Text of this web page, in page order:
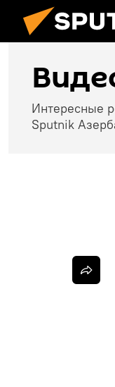
Интересные
Sputnik